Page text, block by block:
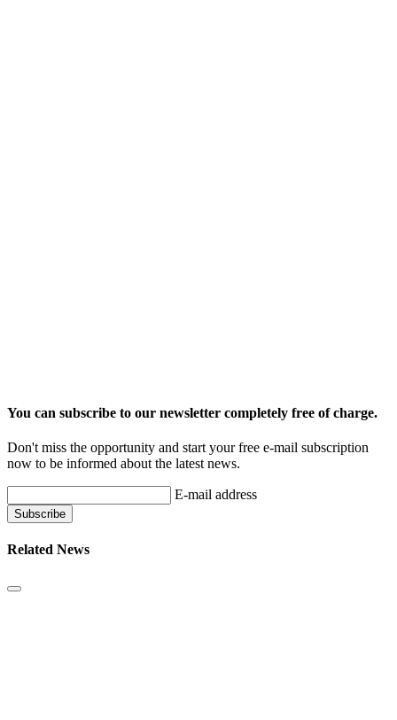
You can subscribe to our newsletter completely free of charge.
Don't miss the opportunity and start your free e-mail subscription
now to be informed about the latest news.
E-mail address
Related News